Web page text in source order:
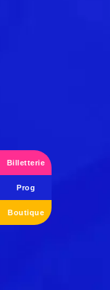
Billetterie
Prog
Boutique